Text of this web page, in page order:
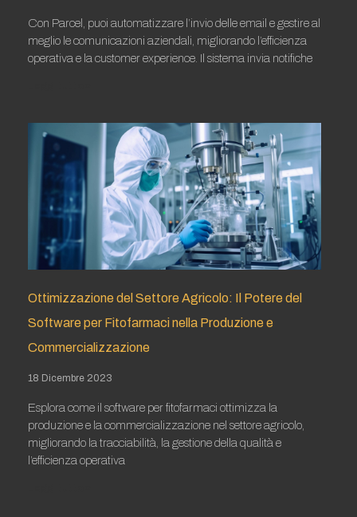
Con Parcel, puoi automatizzare l’invio delle email e gestire al
meglio le comunicazioni aziendali, migliorando l’efficienza
operativa e la customer experience. Il sistema invia notifiche
Ottimizzazione del Settore Agricolo: Il Potere del
Software per Fitofarmaci nella Produzione e
Commercializzazione
18 Dicembre 2023
Esplora come il software per fitofarmaci ottimizza la
produzione e la commercializzazione nel settore agricolo,
migliorando la tracciabilità, la gestione della qualità e
l’efficienza operativa